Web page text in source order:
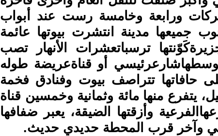
ورابعة وخامسة رست عند أبواب
جميعها مدينة انتشرت بيوتها عائمة
ترسباتعشرات الأنهار تصب
أو قناةعريضة طوله
حافاتها تتراصف بيوت وفنادق فخمة
يتفرع منها مائة وثمانية وخمسين قناة
وأزقتها الضيقة، يعبر ضفافها
وآخر قرب المحطة حديدي حديث.